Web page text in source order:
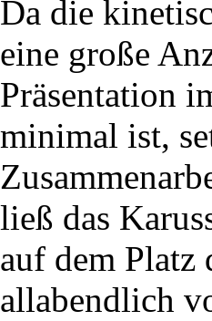
Da die
eine große
Präsentation
minimal ist,
ließ das
auf dem Platz
allabendlich